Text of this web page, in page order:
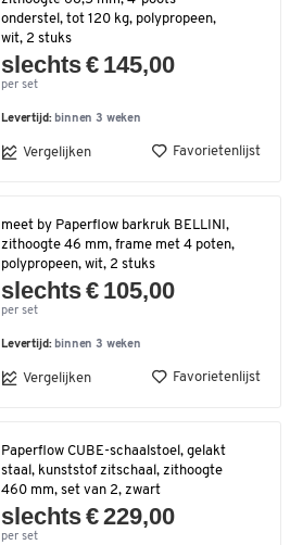
onderstel, tot 120 kg, polypropeen,
wit, 2 stuks
slechts € 145,00
per set
Levertijd: binnen 3 weken
Vergelijken Favorietenlijst
meet by Paperflow barkruk BELLINI,
zithoogte 46 mm, frame met 4 poten,
polypropeen, wit, 2 stuks
slechts € 105,00
per set
Levertijd: binnen 3 weken
Vergelijken Favorietenlijst
Paperflow CUBE-schaalstoel, gelakt
staal, kunststof zitschaal, zithoogte
460 mm, set van 2, zwart
slechts € 229,00
per set